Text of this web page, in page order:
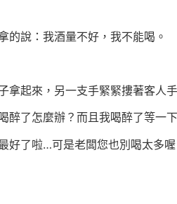
的說：我酒量不好，我不能喝。
起來，另一支手緊緊摟著客人
醉了怎麼辦？而且我喝醉了等一
好了啦…可是老闆您也別喝太多